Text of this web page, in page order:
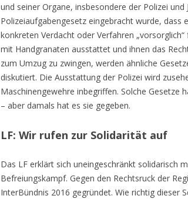
und seiner Organe, insbesondere der Polizei und
Polizeiaufgabengesetz eingebracht wurde, dass
konkreten Verdacht oder Verfahren
mit Handgranaten ausstattet und ihnen das
zum Umzug zu zwingen, werden ähnliche
diskutiert. Die Ausstattung der Polizei wird
Maschinengewehre inbegriffen. Solche Gesetze
– aber damals hat es sie gegeben.
LF: Wir rufen zur Solidarität auf
Das LF erklärt sich uneingeschränkt solidarisch
Befreiungskampf. Gegen den Rechtsruck der
InterBündnis 2016 gegründet. Wie richtig dieser